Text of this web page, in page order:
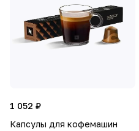
1 052 ₽
Капсулы для кофемашин